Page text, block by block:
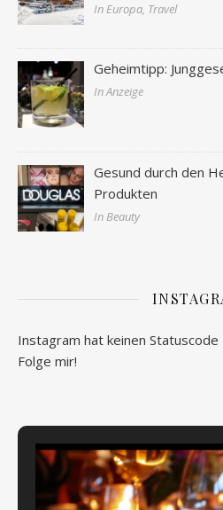
In Europa, Travel
Geheimtipp:
In Anzeige
Gesund durch den
Produkten
In Beauty
Instagram hat keinen
Folge mir!